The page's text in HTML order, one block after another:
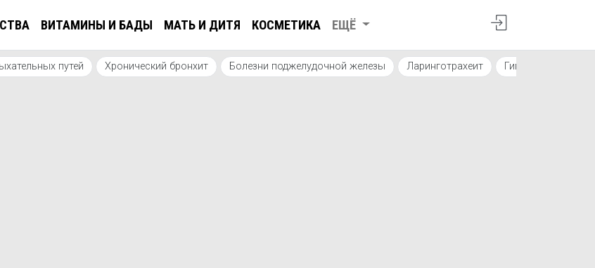
ВИТАМИНЫ И БАДЫ МАТЬ И ДИТЯ КОСМЕТИКА ЕЩЁ
путей Хронический бронхит Болезни поджелудочной железы Ларинготрахеит